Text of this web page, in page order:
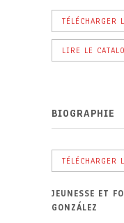
TÉLÉCHARGER
LIRE LE
BIOGRAPHIE
TÉLÉCHARGER
JEUNESSE ET
GONZÁLEZ